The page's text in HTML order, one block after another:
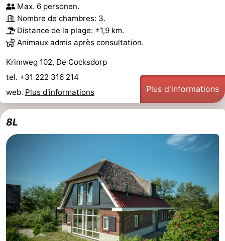
Max. 6 personen.
Nombre de chambres: 3.
Distance de la plage: ±1,9 km.
Animaux admis après consultation.
Krimweg 102, De Cocksdorp
tel. +31 222 316 214
web. Plus d'informations Plus d'informations
8L